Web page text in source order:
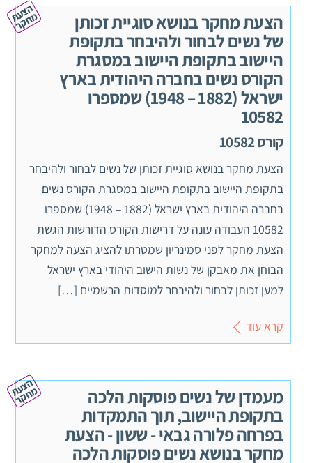
הצעת מחקר בנושא סוגיית זכותן
של נשים לבחור ולהיבחר בתקופת
היישוב בתקופת היישוב במסגרת
הקורס נשים בחברה היהודית בארץ
ישראל (1882 – 1948) שמספרו
10582
קורס 10582
ה
צ
ע
ת מ
ח
ק
ר
הצעת מחקר בנושא סוגיית זכותן של נשים לבחור ולהיבחר
בתקופת היישוב בתקופת היישוב במסגרת הקורס נשים
בחברה היהודית בארץ ישראל (1882 – 1948) שמספרו
10582 העבודה עונה על דרישות הקורס הדורשות הגשת
הצעת מחקר לפני סמינריון שמטרתו להציג הצעה למחקר
הבוחן את מאבקן של נשות הישוב היהודי בארץ ישראל
למען זכותן לבחור ולהיבחר למוסדות הרשמיים […]
קרא עוד
מעמדן של נשים פוסקות הלכה
בתקופת היישוב, תוך התמקדות
בפרחה פלורה גבאי - ששון - הצעת
מחקר בנושא נשים פוסקות הלכה
ה
צ
ע
ת מ
ח
ק
ר